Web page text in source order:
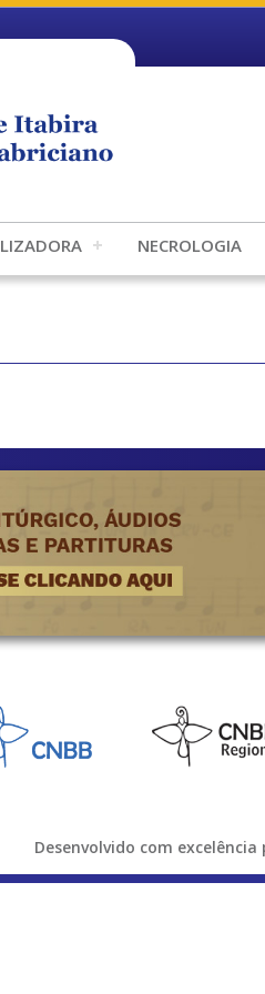
NECROLOGIA
com excelência